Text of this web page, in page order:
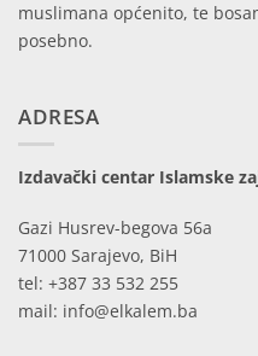
muslimana općenito, te
posebno.
ADRESA
Izdavački centar Islamske
Gazi Husrev-begova 56a
71000 Sarajevo, BiH
tel: +387 33 532 255
mail: info@elkalem.ba